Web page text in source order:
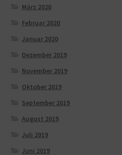
März 2020
Februar 2020
Januar 2020
Dezember 2019
November 2019
Oktober 2019
September 2019
August 2019
Juli 2019
Juni 2019